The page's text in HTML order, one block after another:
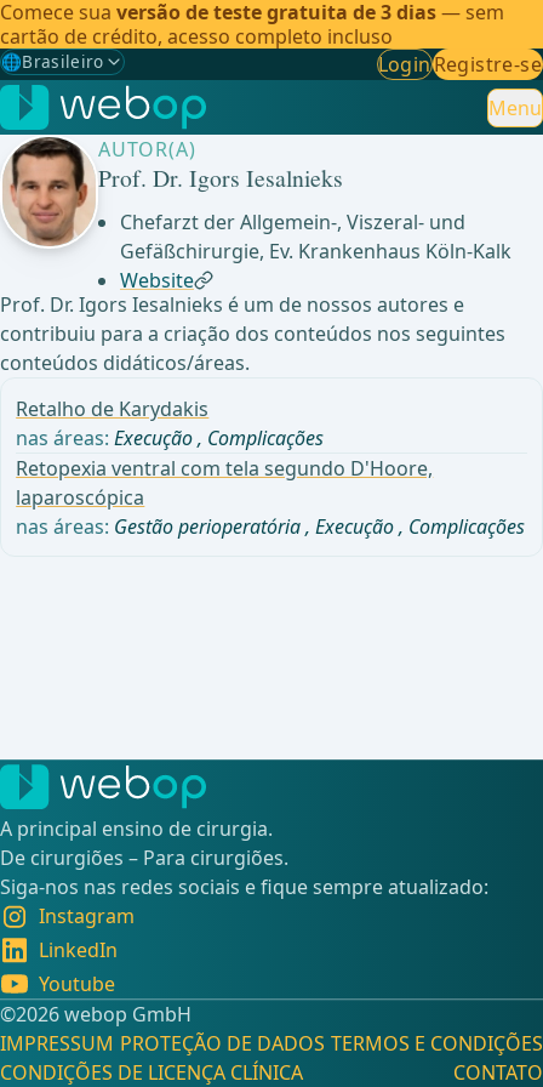
Comece sua versão de teste gratuita de 3 dias— sem
cartão de crédito, acesso completo incluso
🌐Brasileiro
Gewählte Sprache: Brasileiro
🇩🇪 Alemão
🇬🇧Inglês
🇪🇸Espanhol
✓
LoginRegistre-se
Menu
AUTOR(A)
Prof. Dr. Igors Iesalnieks
Chefarzt der Allgemein-, Viszeral- und
Gefäßchirurgie, Ev. Krankenhaus Köln-Kalk
Website
Prof. Dr. Igors Iesalnieks é um de nossos autores e
contribuiu para a criação dos conteúdos nos seguintes
conteúdos didáticos/áreas.
Retalho de Karydakis
nas áreas:Execução, Complicações
Retopexia ventral com tela segundo D'Hoore,
laparoscópica
nas áreas: Gestão perioperatória,Execução, Complicações
A principal ensino de cirurgia.
De cirurgiões – Para cirurgiões.
Siga-nos nas redes sociais e fique sempre atualizado:
Instagram
LinkedIn
Youtube
©️2026 webop GmbH
IMPRESSUM PROTEÇÃO DE DADOS TERMOS E CONDIÇÕES
CONDIÇÕES DE LICENÇA CLÍNICA
CONTATO